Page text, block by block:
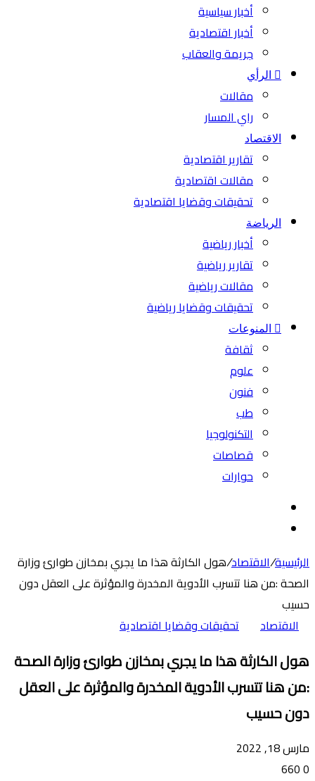
أخبار سياسية
أخبار اقتصادية
جريمة والعقاب
الرأي
مقالات
راي المسار
الاقتصاد
تقارير اقتصادية
مقالات اقتصادية
تحقيقات وقضايا اقتصادية
الرياضة
أخبار رياضية
تقارير رياضية
مقالات رياضية
تحقيقات وقضايا رياضية
المنوعات
ثقافة
علوم
فنون
طب
التكنولوجيا
قصاصات
حوارات
الرئيسية/الاقتصاد/هول الكارثة هذا ما يجري بمخازن طوارئ وزارة
الصحة :من هنا تتسرب الأدوية المخدرة والمؤثرة على العقل دون
حسيب
الاقتصاد
تحقيقات وقضايا اقتصادية
هول الكارثة هذا ما يجري بمخازن طوارئ وزارة الصحة
:من هنا تتسرب الأدوية المخدرة والمؤثرة على العقل
دون حسيب
مارس 18, 2022
0